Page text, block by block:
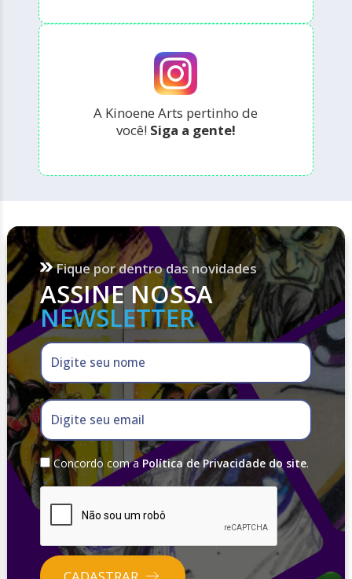
A Kinoene Arts pertinho de
você! Siga a gente!
Fique por dentro das novidades
ASSINE NOSSA
NEWSLETTER
Digite seu nome
Digite seu email
Concordo com a Política de Privacidade do site.